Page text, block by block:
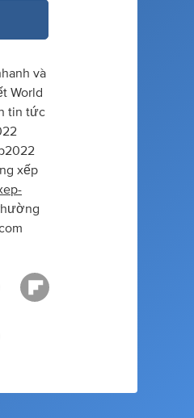
và
World
tin tức
xếp